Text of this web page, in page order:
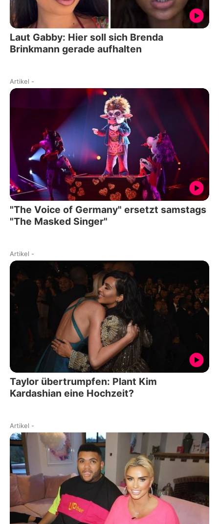
Laut Gabby: Hier soll sich Brenda
Brinkmann gerade aufhalten
Artikel -
"The Voice of Germany" ersetzt samstags
"The Masked Singer"
Artikel -
Taylor übertrumpfen: Plant Kim
Kardashian eine Hochzeit?
Artikel -